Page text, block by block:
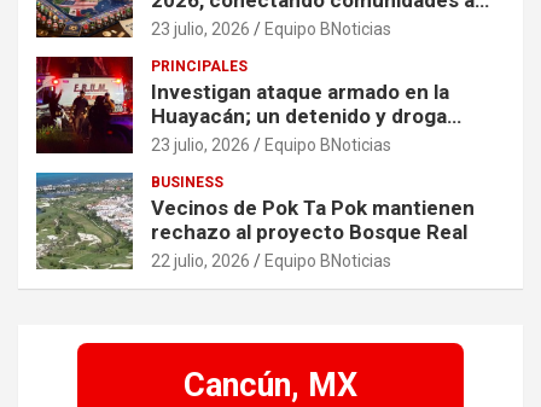
través de experiencias exclusivas
23 julio, 2026 Equipo BNoticias
PRINCIPALES
Investigan ataque armado en la
Huayacán; un detenido y droga
asegurada tras persecución
23 julio, 2026 Equipo BNoticias
BUSINESS
Vecinos de Pok Ta Pok mantienen
rechazo al proyecto Bosque Real
22 julio, 2026 Equipo BNoticias
Cancún, MX